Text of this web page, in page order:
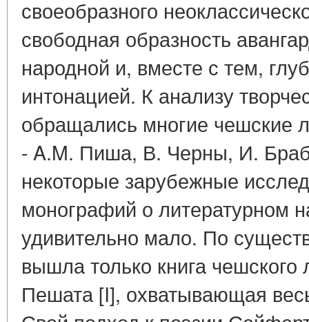
своеобразного
свободная образность
народной и, вместе с тем,
интонацией. К анализу
обращались многие чешские
- A.M. Пиша, В. Черны, И.
некоторые зарубежные
монографий о литературном
удивительно мало. По
вышла только книга чешского
Пешата [I], охватывающая